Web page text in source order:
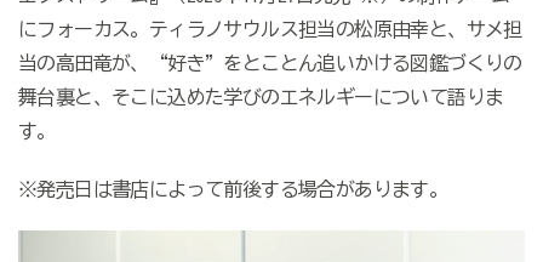
にフォーカス。ティラノサウルス担当の松原由幸と、サメ担
当の高田竜が、
“好き” をとことん追いかける図鑑づくりの
舞台裏と、そこに込めた学びのエネルギーについて語りま
す。
※発売日は書店によって前後する場合があります。